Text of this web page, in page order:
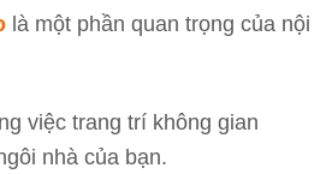
là một phần quan trọng của nội
việc trang trí không gian
nhà của bạn.